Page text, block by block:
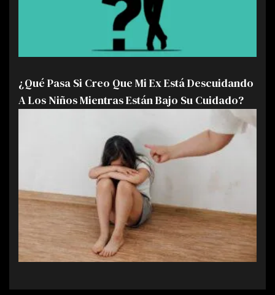
¿Qué Pasa Si Creo Que Mi Ex Está Descuidando
A Los Niños Mientras Están Bajo Su Cuidado?